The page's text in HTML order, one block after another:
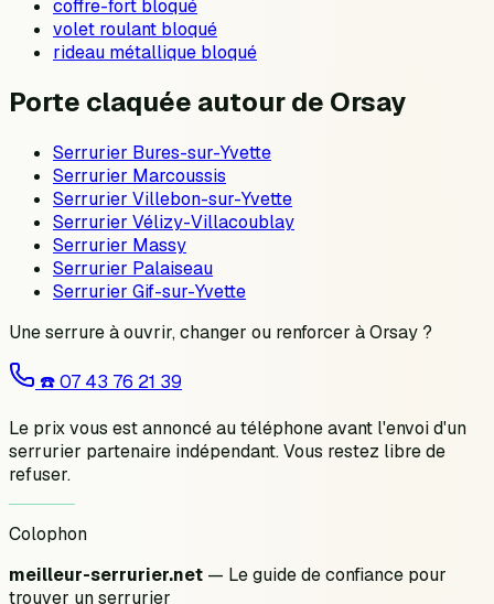
coffre-fort bloqué
volet roulant bloqué
rideau métallique bloqué
Porte claquée autour de Orsay
Serrurier Bures-sur-Yvette
Serrurier Marcoussis
Serrurier Villebon-sur-Yvette
Serrurier Vélizy-Villacoublay
Serrurier Massy
Serrurier Palaiseau
Serrurier Gif-sur-Yvette
Une serrure à ouvrir, changer ou renforcer àOrsay ?
☎️07 43 76 21 39
Le prix vous est annoncé au téléphone avant l'envoi d'un
serrurier partenaire indépendant. Vous restez libre de
refuser.
Colophon
meilleur-serrurier.net — Le guide de confiance pour
trouver un serrurier